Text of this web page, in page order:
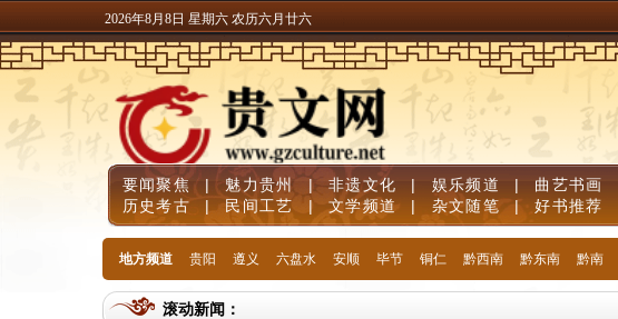
2026年8月8日 星期六 农历六月廿六
要闻聚焦 | 魅力贵州 | 非遗文化 | 娱乐频道 | 曲艺书画
历史考古
| 民间工艺 | 文学频道 | 杂文随笔 | 好书推荐
地方频道 贵阳 遵义 六盘水 安顺 毕节 铜仁 黔西南 黔东南 黔南
滚动新闻：